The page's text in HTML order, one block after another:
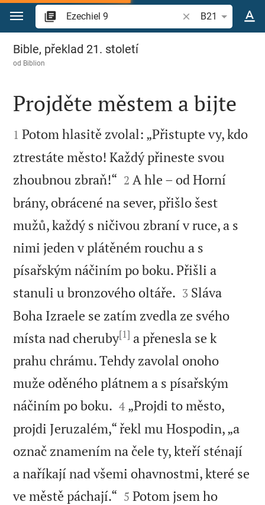
Přejít na obsah
Vyhledat biblický
B21
Ezechiel 9
Bible, překlad 21. století
od Biblion

Projděte městem a bijte

1 Potom hlasitě zvolal: „Přistupte vy, kdo
ztrestáte město! Každý přineste svou
zhoubnou zbraň!“ 

2 A hle – od Horní
brány, obrácené na sever, přišlo šest
mužů, každý s ničivou zbraní v ruce, a s
nimi jeden v plátěném rouchu a s
písařským náčiním po boku. Přišli a
stanuli u bronzového oltáře. 

3 Sláva
Boha Izraele se zatím zvedla ze svého
místa nad cheruby[1] a přenesla se k
prahu chrámu. Tehdy zavolal onoho
muže oděného plátnem a s písařským
náčiním po boku. 

4 „Projdi to město,
projdi Jeruzalém,“ řekl mu Hospodin, „a
označ znamením na čele ty, kteří sténají
a naříkají nad všemi ohavnostmi, které se
ve městě páchají.“ 

5 Potom jsem ho